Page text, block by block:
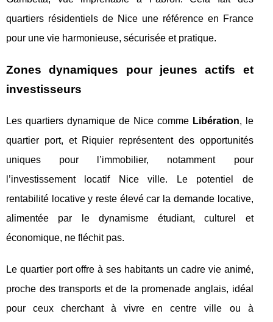
quartiers résidentiels de Nice une référence en France
pour une vie harmonieuse, sécurisée et pratique.
Zones dynamiques pour jeunes actifs et
investisseurs
Les quartiers dynamique de Nice comme Libération, le
quartier port, et Riquier représentent des opportunités
uniques pour l’immobilier, notamment pour
l’investissement locatif Nice ville. Le potentiel de
rentabilité locative y reste élevé car la demande locative,
alimentée par le dynamisme étudiant, culturel et
économique, ne fléchit pas.
Le quartier port offre à ses habitants un cadre vie animé,
proche des transports et de la promenade anglais, idéal
pour ceux cherchant à vivre en centre ville ou à